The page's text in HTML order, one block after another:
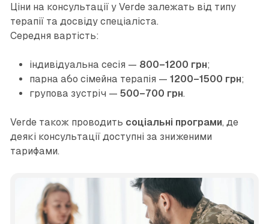
Ціни на консультації у Verde залежать від типу
терапії та досвіду спеціаліста.
Середня вартість:
індивідуальна сесія — 800–1200 грн;
парна або сімейна терапія — 1200–1500 грн;
групова зустріч — 500–700 грн.
Verde також проводить соціальні програми, де
деякі консультації доступні за зниженими
тарифами.